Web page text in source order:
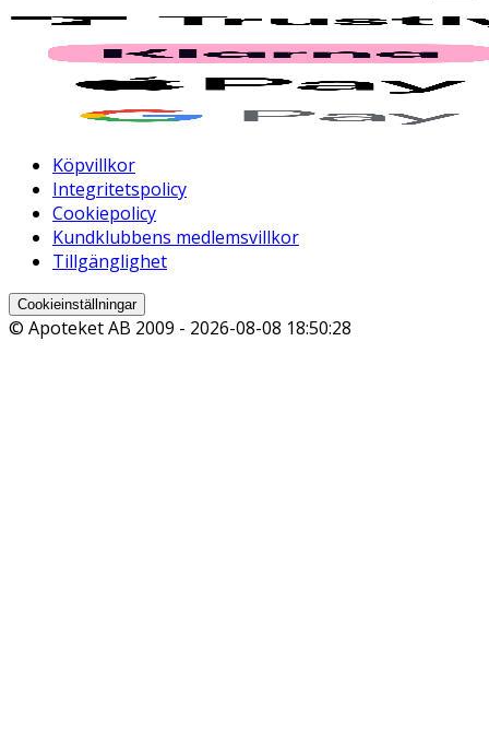
Köpvillkor
Integritetspolicy
Cookiepolicy
Kundklubbens medlemsvillkor
Tillgänglighet
Cookieinställningar
© Apoteket AB 2009 - 2026-08-08 18:50:28